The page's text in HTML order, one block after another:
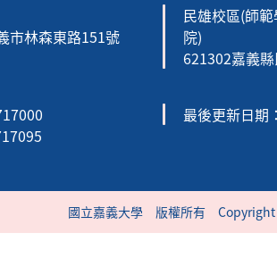
市林森東路151號
民雄校區(師
院)
621302嘉義
最後更新日期
國立嘉義大學 版權所有 Copyright